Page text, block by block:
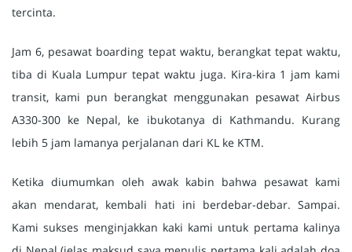
tercinta.
Jam 6, pesawat boarding tepat waktu, berangkat tepat waktu,
tiba di Kuala Lumpur tepat waktu juga. Kira-kira 1 jam kami
transit, kami pun berangkat menggunakan pesawat Airbus
A330-300 ke Nepal, ke ibukotanya di Kathmandu. Kurang
lebih 5 jam lamanya perjalanan dari KL ke KTM.
Ketika diumumkan oleh awak kabin bahwa pesawat kami
akan mendarat, kembali hati ini berdebar-debar. Sampai.
Kami sukses menginjakkan kaki kami untuk pertama kalinya